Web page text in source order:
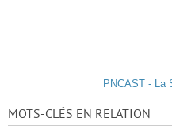
PNCAST - La
MOTS-CLÉS EN RELATION